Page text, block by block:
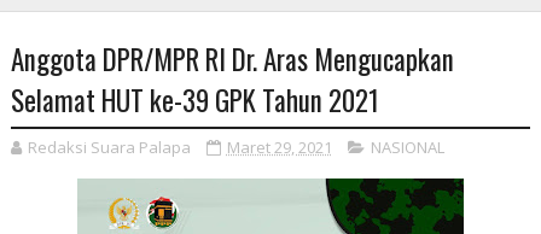
Anggota DPR/MPR RI Dr. Aras Mengucapkan
Selamat HUT ke-39 GPK Tahun 2021
Redaksi Suara Palapa Maret 29, 2021 NASIONAL